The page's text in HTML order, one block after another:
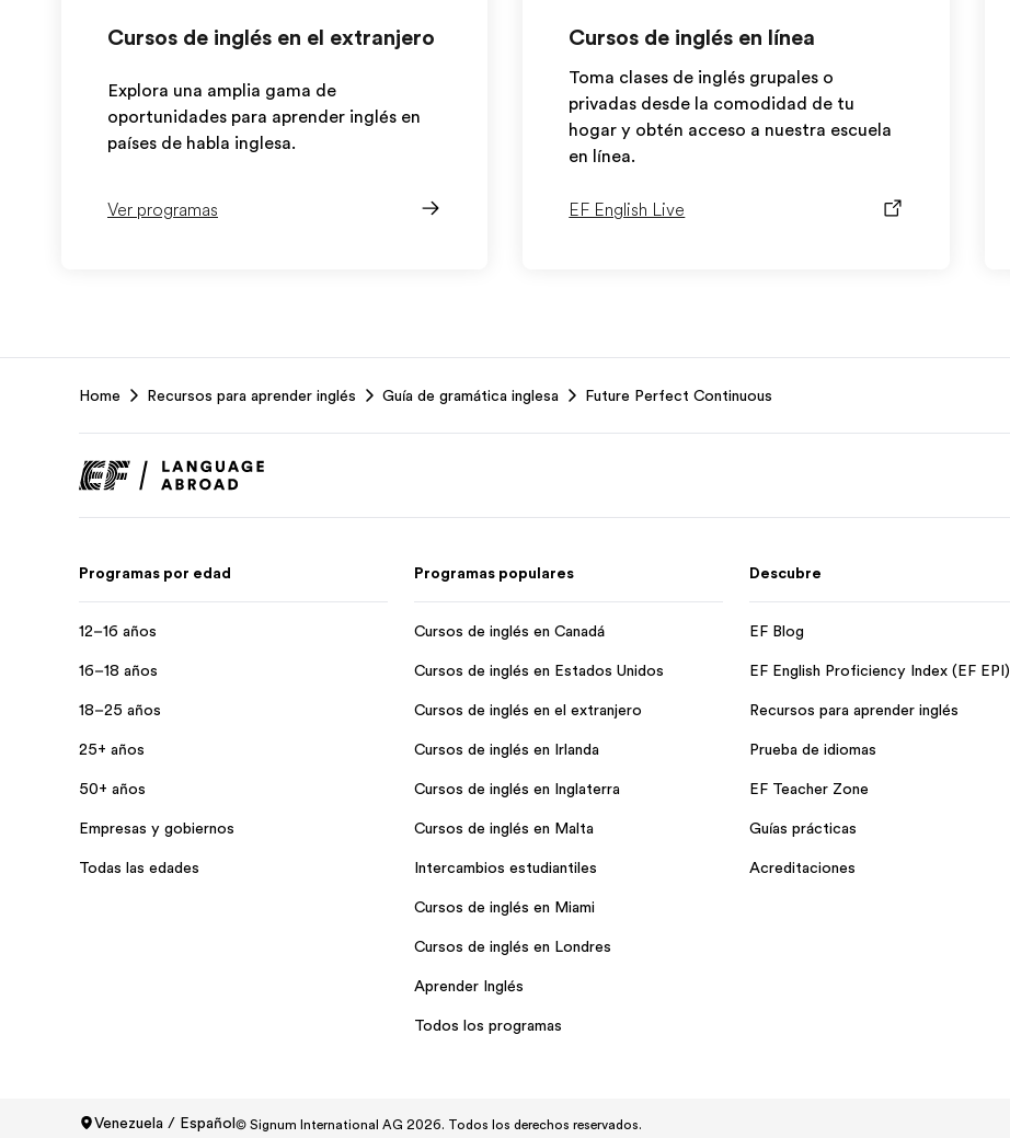
Cursos de inglés en el extranjero
Explora una amplia gama de
oportunidades para aprender inglés en
países de habla inglesa.
Ver programas
Cursos de inglés en línea
Toma clases de inglés grupales o
privadas desde la comodidad de tu
hogar y obtén acceso a nuestra escuela
en línea.
EF English Live
Home Recursos para aprender inglés Guía de gramática inglesa Future Perfect Continuous
Programas por edad
12–16 años
16–18 años
18–25 años
25+ años
50+ años
Empresas y gobiernos
Todas las edades
Programas populares
Cursos de inglés en Canadá
Cursos de inglés en Estados Unidos
Cursos de inglés en el extranjero
Cursos de inglés en Irlanda
Cursos de inglés en Inglaterra
Cursos de inglés en Malta
Intercambios estudiantiles
Cursos de inglés en Miami
Cursos de inglés en Londres
Aprender Inglés
Todos los programas
Descubre
EF Blog
EF English Proficiency Index (EF EPI)
Recursos para aprender inglés
Prueba de idiomas
EF Teacher Zone
Guías prácticas
Acreditaciones
Venezuela / Español© Signum International AG 2026. Todos los derechos reservados.